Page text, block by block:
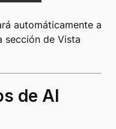
automáticamente a
sección de Vista
de AI